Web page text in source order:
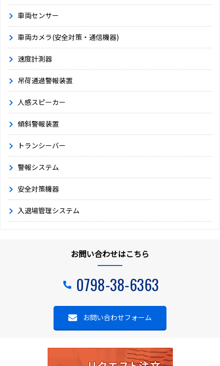
車両センサー
車両カメラ(安全対策・通信機器)
速度計測器
吊荷通過警報装置
人感スピーカー
傾斜警報装置
トランシーバー
警報システム
安全対策機器
入退場管理システム
お問い合わせはこちら
0798-38-6363
お問い合わせフォーム